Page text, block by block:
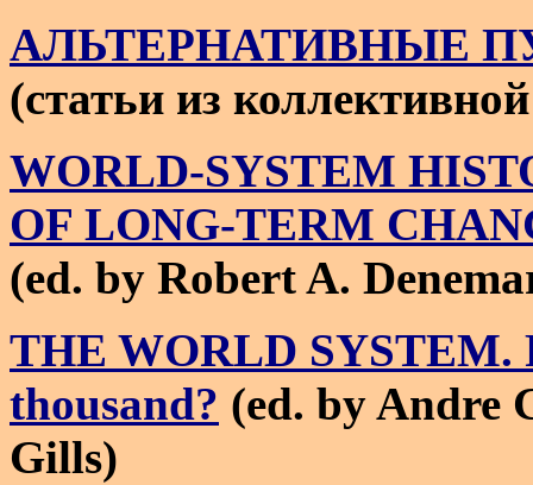
АЛЬТЕРНАТИВНЫЕ
(статьи из
WORLD-SYSTEM
OF LONG-TERM
(ed. by Robert A.
THE WORLD SYSTEM.
thousand? (ed. by Andre
Gills)